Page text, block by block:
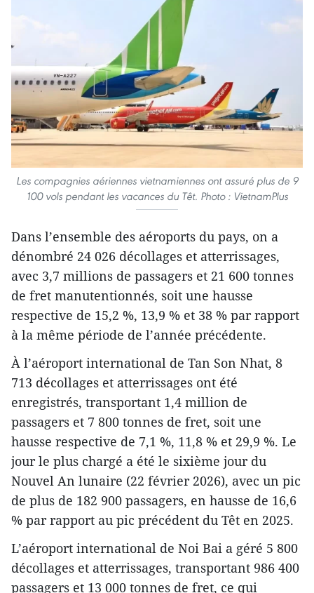
Les compagnies aériennes vietnamiennes ont assuré plus de 9
100 vols pendant les vacances du Têt. Photo : VietnamPlus
Dans l’ensemble des aéroports du pays, on a
dénombré 24 026 décollages et atterrissages,
avec 3,7 millions de passagers et 21 600 tonnes
de fret manutentionnés, soit une hausse
respective de 15,2 %, 13,9 % et 38 % par rapport
à la même période de l’année précédente.
À l’aéroport international de Tan Son Nhat, 8
713 décollages et atterrissages ont été
enregistrés, transportant 1,4 million de
passagers et 7 800 tonnes de fret, soit une
hausse respective de 7,1 %, 11,8 % et 29,9 %. Le
jour le plus chargé a été le sixième jour du
Nouvel An lunaire (22 février 2026), avec un pic
de plus de 182 900 passagers, en hausse de 16,6
% par rapport au pic précédent du Têt en 2025.
L’aéroport international de Noi Bai a géré 5 800
décollages et atterrissages, transportant 986 400
passagers et 13 000 tonnes de fret, ce qui